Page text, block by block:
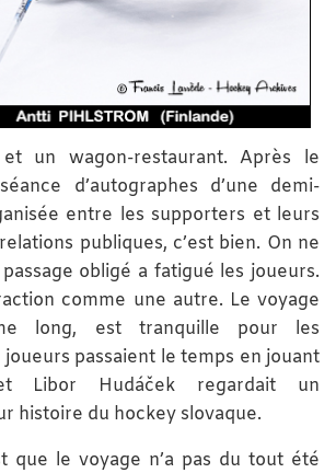
un wagon-restaurant. Après le
d’autographes d’une demi-
entre les supporters et leurs
publiques, c’est bien. On ne
obligé a fatigué les joueurs.
comme une autre. Le voyage
long, est tranquille pour les
joueurs passaient le temps en jouant
Libor Hudáček regardait un
histoire du hockey slovaque.
que le voyage n’a pas du tout été